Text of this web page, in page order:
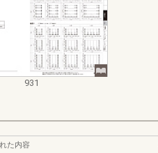
931
た内容